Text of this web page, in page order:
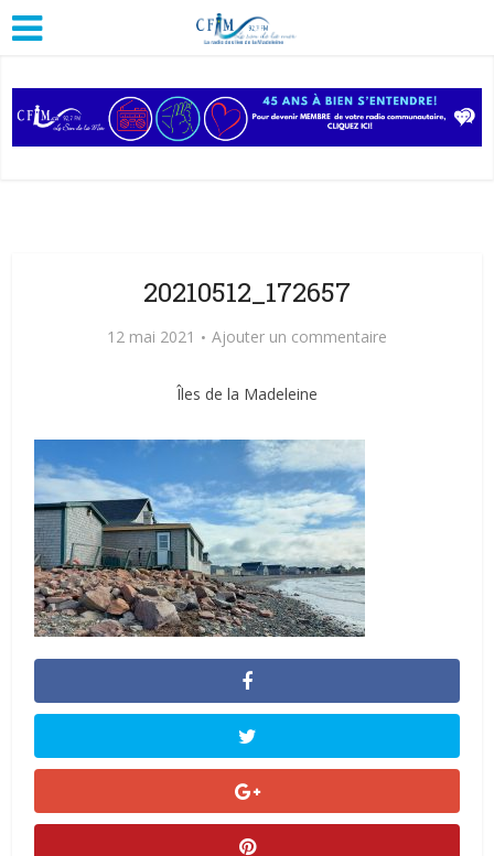
20210512_172657
12 mai 2021 Ajouter un commentaire
Îles de la Madeleine